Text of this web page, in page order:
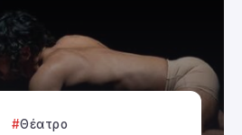
Θέατρο